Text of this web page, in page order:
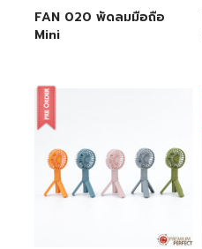
FAN 020 พัดลมมือถือ
Mini